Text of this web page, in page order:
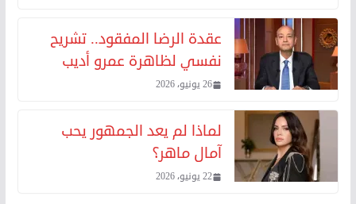
عقدة الرضا المفقود.. تشريح
نفسي لظاهرة عمرو أديب
26 يونيو، 2026
لماذا لم يعد الجمهور يحب
آمال ماهر؟
22 يونيو، 2026